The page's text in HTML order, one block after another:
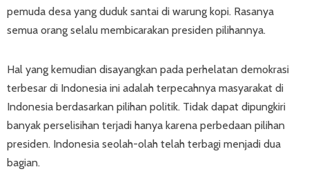
pemuda desa yang duduk santai di warung kopi. Rasanya
semua orang selalu membicarakan presiden pilihannya.
Hal yang kemudian disayangkan pada perhelatan demokrasi
terbesar di Indonesia ini adalah terpecahnya masyarakat di
Indonesia berdasarkan pilihan politik. Tidak dapat dipungkiri
banyak perselisihan terjadi hanya karena perbedaan pilihan
presiden. Indonesia seolah-olah telah terbagi menjadi dua
bagian.